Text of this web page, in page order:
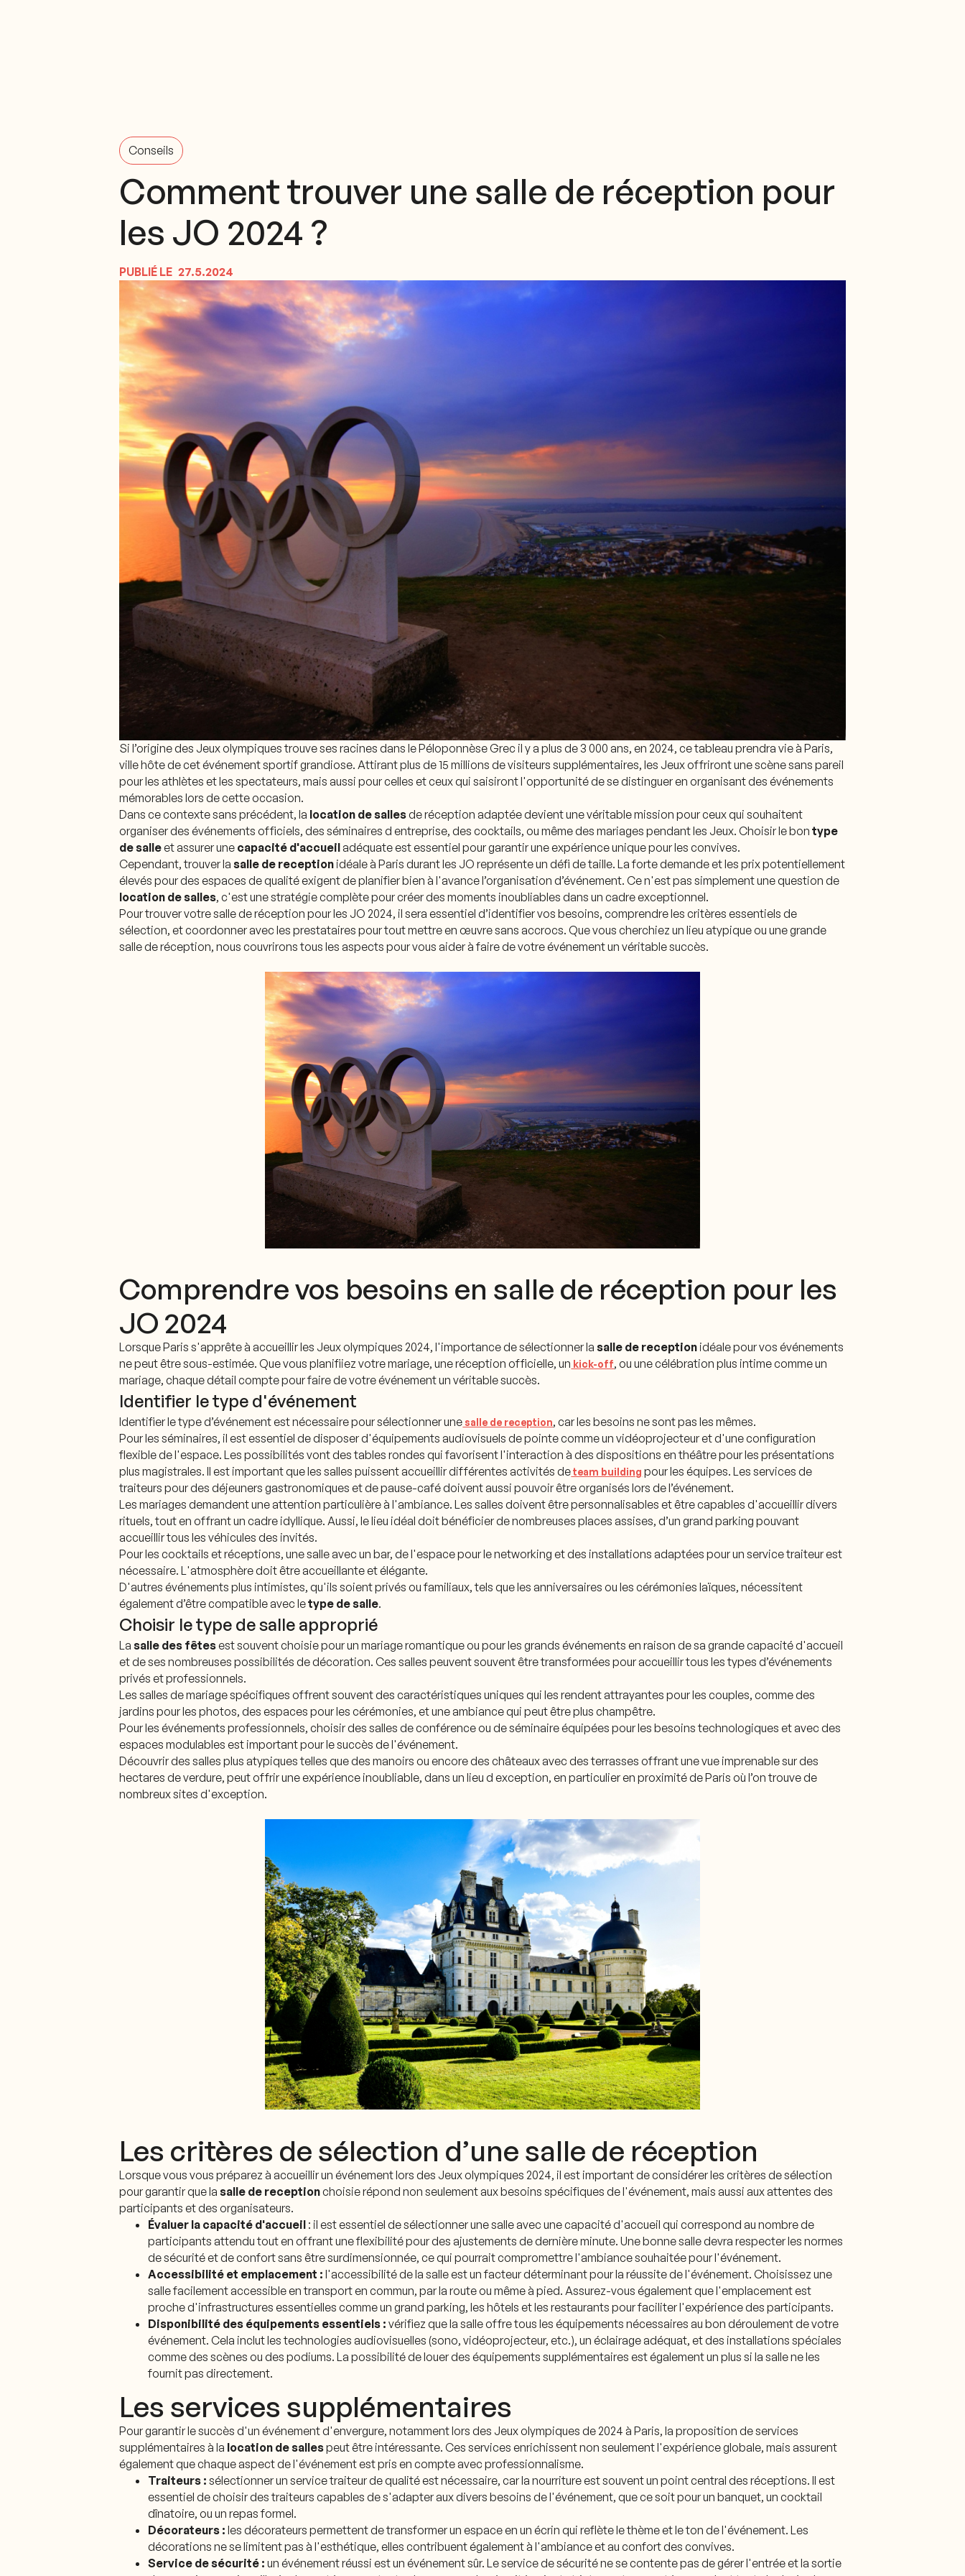
Conseils
Comment trouver une salle de réception pour
les JO 2024 ?
PUBLIÉ LE 27.5.2024
Si l’origine des Jeux olympiques trouve ses racines dans le Péloponnèse Grec il y a plus de 3 000 ans, en 2024, ce tableau prendra vie à Paris,
ville hôte de cet événement sportif grandiose. Attirant plus de 15 millions de visiteurs supplémentaires, les Jeux offriront une scène sans pareil
pour les athlètes et les spectateurs, mais aussi pour celles et ceux qui saisiront l'opportunité de se distinguer en organisant des événements
mémorables lors de cette occasion.
Dans ce contexte sans précédent, la location de sallesde réception adaptée devient une véritable mission pour ceux qui souhaitent
organiser des événements officiels, des séminaires d entreprise, des cocktails, ou même des mariages pendant les Jeux. Choisir le bontype
de salleet assurer une capacité d'accueiladéquate est essentiel pour garantir une expérience unique pour les convives.
Cependant, trouver lasalle de reception idéale à Paris durant les JO représente un défi de taille. La forte demande et les prix potentiellement
élevés pour des espaces de qualité exigent de planifier bien à l'avance l’organisation d’événement. Ce n'est pas simplement une question de
location de salles, c'est une stratégie complète pour créer des moments inoubliables dans un cadre exceptionnel.
Pour trouver votre salle de réception pour les JO 2024, il sera essentiel d’identifier vos besoins, comprendre les critères essentiels de
sélection, et coordonner avec les prestataires pour tout mettre en œuvre sans accrocs. Que vous cherchiez un lieu atypique ou une grande
salle de réception, nous couvrirons tous les aspects pour vous aider à faire de votre événement un véritable succès.
Comprendre vos besoins en salle de réception pour les
JO 2024
Lorsque Paris s'apprête à accueillir les Jeux olympiques 2024, l'importance de sélectionner lasalle de reception idéale pour vos événements
ne peut être sous-estimée. Que vous planifiiez votre mariage, une réception officielle, un kick-off, ou une célébration plus intime comme un
mariage, chaque détail compte pour faire de votre événement un véritable succès.
Identifier le type d'événement
Identifier le type d’événement est nécessaire pour sélectionner unesalle de reception, car les besoins ne sont pas les mêmes.
Pour les séminaires, il est essentiel de disposer d'équipements audiovisuels de pointe comme un vidéoprojecteur et d'une configuration
flexible de l'espace. Les possibilités vont des tables rondes qui favorisent l'interaction à des dispositions en théâtre pour les présentations
plus magistrales. Il est important que les salles puissent accueillir différentes activités deteam building pour les équipes. Les services de
traiteurs pour des déjeuners gastronomiques et de pause-café doivent aussi pouvoir être organisés lors de l’événement.
Les mariages demandent une attention particulière à l'ambiance. Les salles doivent être personnalisables et être capables d'accueillir divers
rituels, tout en offrant un cadre idyllique. Aussi, le lieu idéal doit bénéficier de nombreuses places assises, d’un grand parking pouvant
accueillir tous les véhicules des invités.
Pour les cocktails et réceptions, une salle avec un bar, de l'espace pour le networking et des installations adaptées pour un service traiteur est
nécessaire. L'atmosphère doit être accueillante et élégante.
D'autres événements plus intimistes, qu'ils soient privés ou familiaux, tels que les anniversaires ou les cérémonies laïques, nécessitent
également d’être compatible avec letype de salle.
Choisir le type de salle approprié
Lasalle des fêtesest souvent choisie pour un mariage romantique ou pour les grands événements en raison de sa grande capacité d'accueil
et de ses nombreuses possibilités de décoration. Ces salles peuvent souvent être transformées pour accueillir tous les types d’événements
privés et professionnels.
Les salles de mariage spécifiques offrent souvent des caractéristiques uniques qui les rendent attrayantes pour les couples, comme des
jardins pour les photos, des espaces pour les cérémonies, et une ambiance qui peut être plus champêtre.
Pour les événements professionnels, choisir des salles de conférence ou de séminaire équipées pour les besoins technologiques et avec des
espaces modulables est important pour le succès de l'événement.
Découvrir des salles plus atypiques telles que des manoirs ou encore des châteaux avec des terrasses offrant une vue imprenable sur des
hectares de verdure, peut offrir une expérience inoubliable, dans un lieu d exception, en particulier en proximité de Paris où l’on trouve de
nombreux sites d'exception.
Les critères de sélection d’une salle de réception
Lorsque vous vous préparez à accueillir un événement lors des Jeux olympiques 2024, il est important de considérer les critères de sélection
pour garantir que lasalle de receptionchoisie répond non seulement aux besoins spécifiques de l'événement, mais aussi aux attentes des
participants et des organisateurs.
Évaluer la capacité d'accueil : il est essentiel de sélectionner une salle avec une capacité d'accueil qui correspond au nombre de
participants attendu tout en offrant une flexibilité pour des ajustements de dernière minute. Une bonne salle devra respecter les normes
de sécurité et de confort sans être surdimensionnée, ce qui pourrait compromettre l'ambiance souhaitée pour l'événement.
Accessibilité et emplacement : l'accessibilité de la salle est un facteur déterminant pour la réussite de l'événement. Choisissez une
salle facilement accessible en transport en commun, par la route ou même à pied. Assurez-vous également que l'emplacement est
proche d'infrastructures essentielles comme un grand parking, les hôtels et les restaurants pour faciliter l'expérience des participants.
Disponibilité des équipements essentiels :vérifiez que la salle offre tous les équipements nécessaires au bon déroulement de votre
événement. Cela inclut les technologies audiovisuelles (sono, vidéoprojecteur, etc.), un éclairage adéquat, et des installations spéciales
comme des scènes ou des podiums. La possibilité de louer des équipements supplémentaires est également un plus si la salle ne les
fournit pas directement.
Les services supplémentaires
Pour garantir le succès d'un événement d'envergure, notamment lors des Jeux olympiques de 2024 à Paris, la proposition de services
supplémentaires à la location de sallespeut être intéressante. Ces services enrichissent non seulement l'expérience globale, mais assurent
également que chaque aspect de l'événement est pris en compte avec professionnalisme.
Traiteurs : sélectionner un service traiteur de qualité est nécessaire, car la nourriture est souvent un point central des réceptions. Il est
essentiel de choisir des traiteurs capables de s'adapter aux divers besoins de l'événement, que ce soit pour un banquet, un cocktail
dînatoire, ou un repas formel.
Décorateurs : les décorateurs permettent de transformer un espace en un écrin qui reflète le thème et le ton de l'événement. Les
décorations ne se limitent pas à l'esthétique, elles contribuent également à l'ambiance et au confort des convives.
Service de sécurité : un événement réussi est un événement sûr. Le service de sécurité ne se contente pas de gérer l'entrée et la sortie